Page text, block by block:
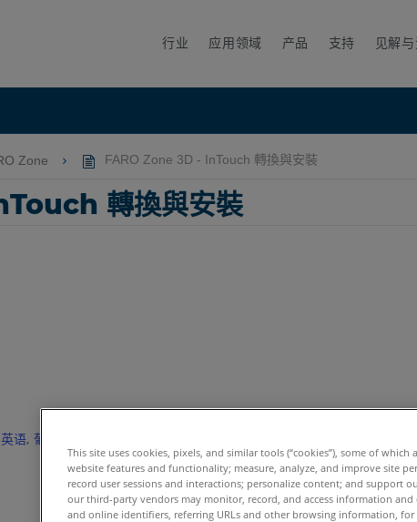
行业 应用领域 产品 支持 见解
Zone FARO Zone 3D - InTouch 轉換與安裝
轉換與安裝
英语 葡萄牙语
This site uses cookies, pixels, and similar tools (“cookies”), some of
website features and functionality; measure, analyze, and improve site
record user sessions and interactions; personalize content; and support
our third-party vendors may monitor, record, and access information and
and online identifiers, referring URLs and other browsing information, for